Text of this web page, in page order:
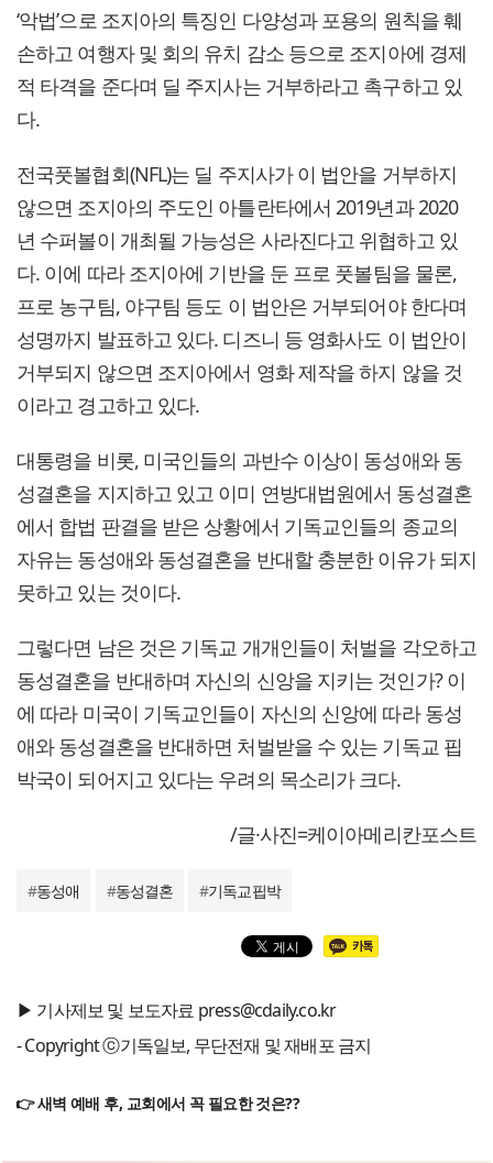
‘악법’으로 조지아의 특징인 다양성과 포용의 원칙을 훼
손하고 여행자 및 회의 유치 감소 등으로 조지아에 경제
적 타격을 준다며 딜 주지사는 거부하라고 촉구하고 있
다.
전국풋볼협회(NFL)는 딜 주지사가 이 법안을 거부하지
않으면 조지아의 주도인 아틀란타에서 2019년과 2020
년 수퍼볼이 개최될 가능성은 사라진다고 위협하고 있
다. 이에 따라 조지아에 기반을 둔 프로 풋볼팀을 물론,
프로 농구팀, 야구팀 등도 이 법안은 거부되어야 한다며
성명까지 발표하고 있다. 디즈니 등 영화사도 이 법안이
거부되지 않으면 조지아에서 영화 제작을 하지 않을 것
이라고 경고하고 있다.
대통령을 비롯, 미국인들의 과반수 이상이 동성애와 동
성결혼을 지지하고 있고 이미 연방대법원에서 동성결혼
에서 합법 판결을 받은 상황에서 기독교인들의 종교의
자유는 동성애와 동성결혼을 반대할 충분한 이유가 되지
못하고 있는 것이다.
그렇다면 남은 것은 기독교 개개인들이 처벌을 각오하고
동성결혼을 반대하며 자신의 신앙을 지키는 것인가? 이
에 따라 미국이 기독교인들이 자신의 신앙에 따라 동성
애와 동성결혼을 반대하면 처벌받을 수 있는 기독교 핍
박국이 되어지고 있다는 우려의 목소리가 크다.
/글·사진=케이아메리칸포스트
#동성애 #동성결혼 #기독교핍박
▶ 기사제보 및 보도자료 press@cdaily.co.kr
- Copyright ⓒ기독일보, 무단전재 및 재배포 금지
👉 새벽 예배 후, 교회에서 꼭 필요한 것은??